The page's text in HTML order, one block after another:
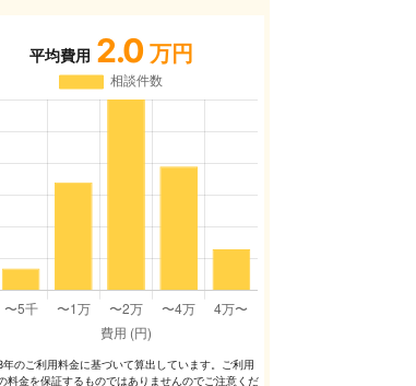
平均費用 2.0 万円
年のご利⽤料⾦に基づいて算出しています。ご利⽤
料⾦を保証するものではありませんのでご注意くだ